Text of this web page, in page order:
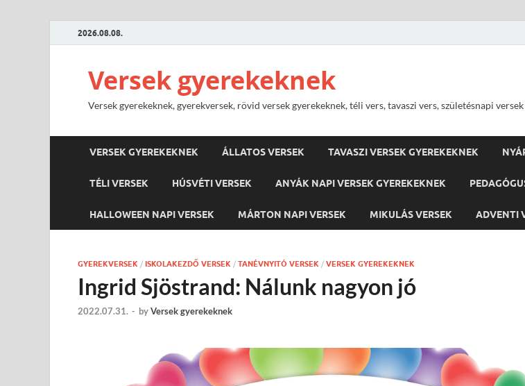
2026.08.08.
Versek gyerekeknek
Versek gyerekeknek, gyerekversek, rövid versek gyerekeknek, téli vers, tavaszi vers, születésnapi
VERSEK GYEREKEKNEK ÁLLATOS VERSEK TAVASZI VERSEK GYEREKEKNEK
TÉLI VERSEK HÚSVÉTI VERSEK ANYÁK NAPI VERSEK GYEREKEKNEK
HALLOWEEN NAPI VERSEK MÁRTON NAPI VERSEK MIKULÁS VERSEK ADVENTI
GYEREKVERSEK / ISKOLAKEZDŐ VERSEK / TANÉVNYITÓ VERSEK / VERSEK GYEREKEKNEK
Ingrid Sjöstrand: Nálunk nagyon jó
2022.07.31. - byVersek gyerekeknek